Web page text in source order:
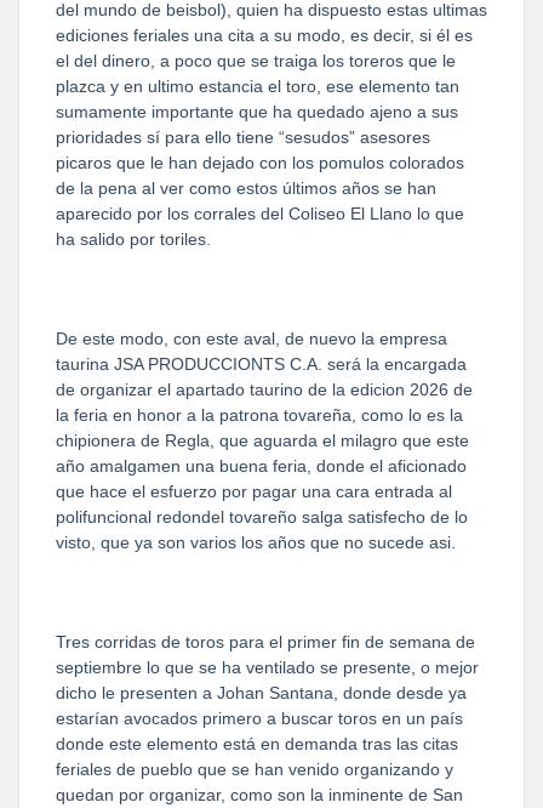
del mundo de beisbol), quien ha dispuesto estas ultimas
ediciones feriales una cita a su modo, es decir, si él es
el del dinero, a poco que se traiga los toreros que le
plazca y en ultimo estancia el toro, ese elemento tan
sumamente importante que ha quedado ajeno a sus
prioridades sí para ello tiene “sesudos” asesores
picaros que le han dejado con los pomulos colorados
de la pena al ver como estos últimos años se han
aparecido por los corrales del Coliseo El Llano lo que
ha salido por toriles.
De este modo, con este aval, de nuevo la empresa
taurina JSA PRODUCCIONTS C.A. será la encargada
de organizar el apartado taurino de la edicion 2026 de
la feria en honor a la patrona tovareña, como lo es la
chipionera de Regla, que aguarda el milagro que este
año amalgamen una buena feria, donde el aficionado
que hace el esfuerzo por pagar una cara entrada al
polifuncional redondel tovareño salga satisfecho de lo
visto, que ya son varios los años que no sucede asi.
Tres corridas de toros para el primer fin de semana de
septiembre lo que se ha ventilado se presente, o mejor
dicho le presenten a Johan Santana, donde desde ya
estarían avocados primero a buscar toros en un país
donde este elemento está en demanda tras las citas
feriales de pueblo que se han venido organizando y
quedan por organizar, como son la inminente de San